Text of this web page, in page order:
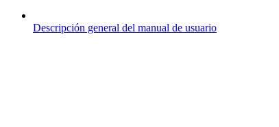
Descripción general del manual de usuario